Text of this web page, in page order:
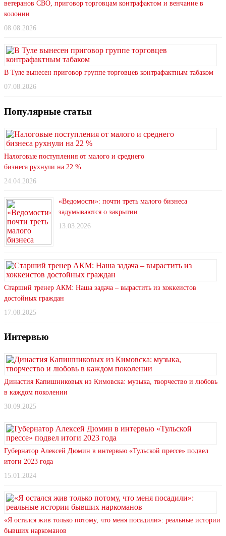
ветеранов СВО, приговор торговцам контрафактом и венчание в
колонии
08.08.2026
В Туле вынесен приговор группе торговцев контрафактным табаком
07.08.2026
Популярные статьи
Налоговые поступления от малого и среднего
бизнеса рухнули на 22 %
24.04.2026
«Ведомости»: почти треть малого бизнеса
задумываются о закрытии
13.03.2026
Старший тренер АКМ: Наша задача – вырастить из хоккеистов
достойных граждан
17.08.2025
Интервью
Династия Капишниковых из Кимовска: музыка, творчество и любовь
в каждом поколении
30.09.2025
Губернатор Алексей Дюмин в интервью «Тульской прессе» подвел
итоги 2023 года
15.01.2024
«Я остался жив только потому, что меня посадили»: реальные истории
бывших наркоманов